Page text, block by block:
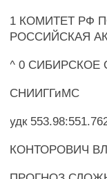
1 КОМИТЕТ РФ
РОССИЙСКАЯ
^ 0 СИБИРСКОЕ
СНИИГГиМС
удк
КОНТОРОВИЧ